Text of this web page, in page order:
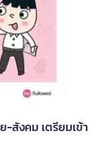
-สังคม เตรียมเข้า